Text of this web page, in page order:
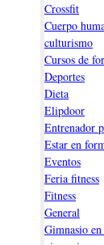
Crossfit
Cuerpo
culturismo
Cursos de
Deportes
Dieta
Elipdoor
Entrenador
Estar en
Eventos
Feria fitness
Fitness
General
Gimnasio en